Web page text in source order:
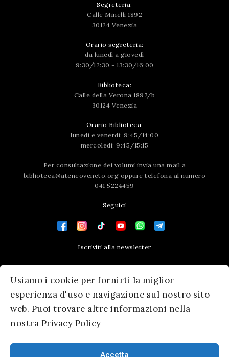
Usiamo i cookie per fornirti la miglior
esperienza d'uso e navigazione sul nostro sito
web. Puoi trovare altre informazioni nella
nostra Privacy Policy
Accetta
Segreteria:
Calle Minelli 1892
30124 Venezia
Orario segreteria:
da lunedì a giovedì
9:30/12:30 - 13:30/16:00
Biblioteca:
Calle della Verona 1897/b
30124 Venezia
Orario Biblioteca:
lunedì e venerdì: 9:45/14:00
mercoledì: 9:45/15:15
Per consultazione dei volumi invia una mail a
biblioteca@ateneoveneto.org oppure telefona al numero
041 5224459
Seguici
Iscriviti alla newsletter
Contatti